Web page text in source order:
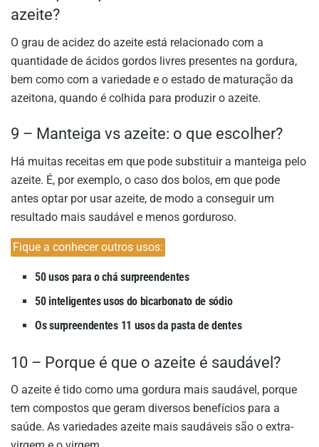
azeite?
O grau de acidez do azeite está relacionado com a
quantidade de ácidos gordos livres presentes na gordura,
bem como com a variedade e o estado de maturação da
azeitona, quando é colhida para produzir o azeite.
9 – Manteiga vs azeite: o que escolher?
Há muitas receitas em que pode substituir a manteiga pelo
azeite. É, por exemplo, o caso dos bolos, em que pode
antes optar por usar azeite, de modo a conseguir um
resultado mais saudável e menos gorduroso.
Fique a conhecer outros usos:
50 usos para o chá surpreendentes
50 inteligentes usos do bicarbonato de sódio
Os surpreendentes 11 usos da pasta de dentes
10 – Porque é que o azeite é saudável?
O azeite é tido como uma gordura mais saudável, porque
tem compostos que geram diversos benefícios para a
saúde. As variedades azeite mais saudáveis são o extra-